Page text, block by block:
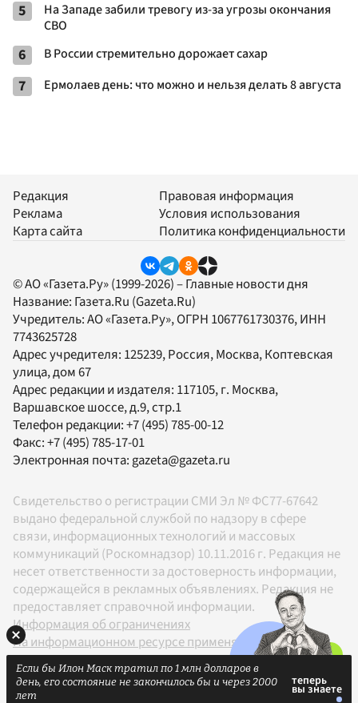
5
На Западе забили тревогу из-за угрозы окончания
СВО
6 В России стремительно дорожает сахар
7 Ермолаев день: что можно и нельзя делать 8 августа
Редакция
Реклама
Карта сайта
Правовая информация
Условия использования
Политика конфиденциальности
© АО «Газета.Ру» (1999-2026) – Главные новости дня
Название: Газета.Ru (Gazeta.Ru)
Учредитель:АО «Газета.Ру», ОГРН 1067761730376, ИНН
7743625728
Адрес учредителя: 125239, Россия, Москва, Коптевская
улица, дом 67
Адрес редакции и издателя: 117105, г. Москва,
Варшавское шоссе, д.9, стр.1
Телефон редакции:+7 (495) 785-00-12
Факс:+7 (495) 785-17-01
Электронная почта:gazeta@gazeta.ru
Свидетельство о регистрации СМИ Эл № ФС77-67642
выдано федеральной службой по надзору в сфере
связи, информационных технологий и массовых
коммуникаций (Роскомнадзор) 10.11.2016 г. Редакция не
несет ответственности за достоверность информации,
содержащейся в рекламных объявлениях. Редакция не
предоставляет справочной информации.
Информация об ограничениях
На информационном ресурсе применяются
рекомендательные технологии в соответствии с
Правилами
Если бы Илон Маск тратил по 1 млн долларов в
день, его состояние не закончилось бы и через 2000
лет